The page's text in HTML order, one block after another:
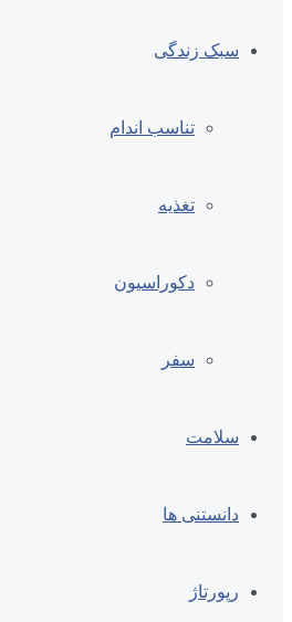
سبک زندگی
تناسب اندام
تغذیه
دکوراسیون
سفر
سلامت
دانستنی ها
رپورتاژ